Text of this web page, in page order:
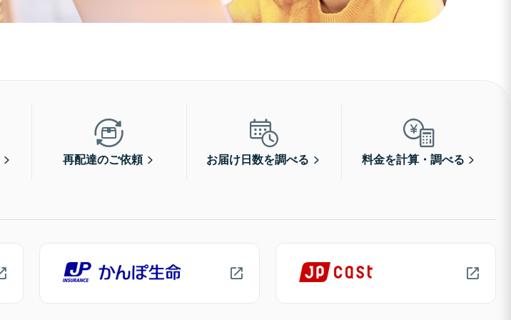
再配達のご依頼 お届け日数を調べる 料金を計算・調べる